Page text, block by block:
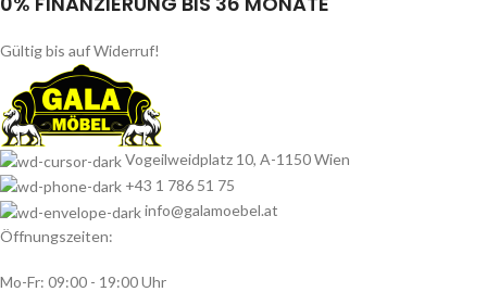
Gültig bis auf Widerruf!
Vogeilweidplatz 10, A-1150 Wien
+43 1 786 51 75
info@galamoebel.at
Öffnungszeiten:
Mo-Fr: 09:00 - 19:00 Uhr